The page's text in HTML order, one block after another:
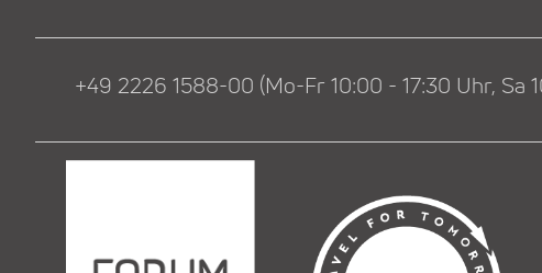
+49 2226 1588-00 (Mo-Fr 10:00 - 17:30 Uhr, Sa